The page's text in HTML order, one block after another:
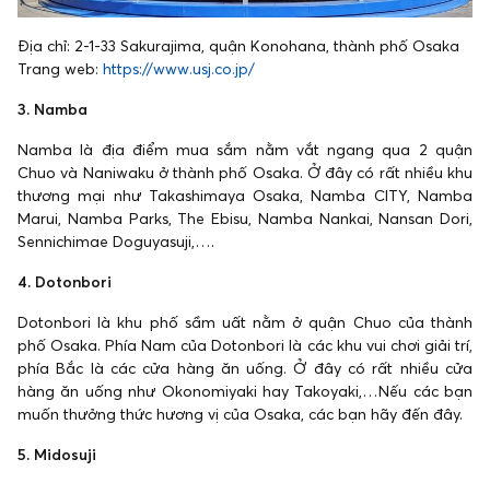
Địa chỉ: 2-1-33 Sakurajima, quận Konohana, thành phố Osaka
Trang web: https://www.usj.co.jp/
3. Namba
Namba là địa điểm mua sắm nằm vắt ngang qua 2 quận
Chuo và Naniwaku ở thành phố Osaka. Ở đây có rất nhiều khu
thương mại như Takashimaya Osaka, Namba CITY, Namba
Marui, Namba Parks, The Ebisu, Namba Nankai, Nansan Dori,
Sennichimae Doguyasuji,….
4. Dotonbori
Dotonbori là khu phố sầm uất nằm ở quận Chuo của thành
phố Osaka. Phía Nam của Dotonbori là các khu vui chơi giải trí,
phía Bắc là các cửa hàng ăn uống. Ở đây có rất nhiều cửa
hàng ăn uống như Okonomiyaki hay Takoyaki,…Nếu các bạn
muốn thưởng thức hương vị của Osaka, các bạn hãy đến đây.
5. Midosuji